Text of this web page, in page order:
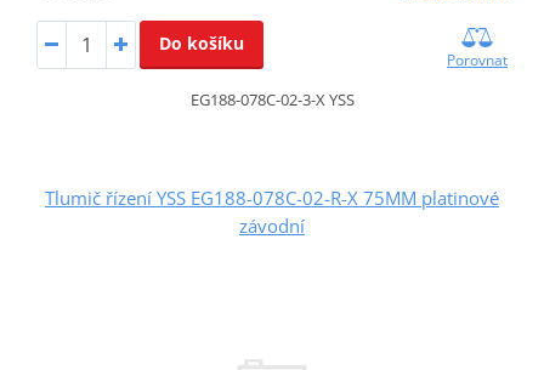
Do košíku
Porovnat
EG188-078C-02-3-X YSS
Tlumič řízení YSS EG188-078C-02-R-X 75MM platinové
závodní